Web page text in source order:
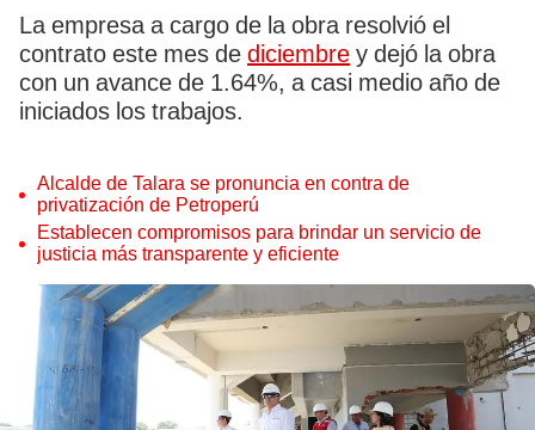
La empresa a cargo de la obra resolvió el
contrato este mes de diciembre y dejó la obra
con un avance de 1.64%, a casi medio año de
iniciados los trabajos.
Alcalde de Talara se pronuncia en contra de
privatización de Petroperú
Establecen compromisos para brindar un servicio de
justicia más transparente y eficiente